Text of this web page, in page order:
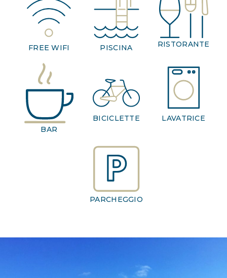
FREE WIFI PISCINA RISTORANTE
BAR
BICICLETTE LAVATRICE
PARCHEGGIO